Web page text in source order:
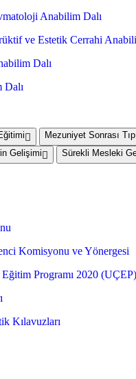
Anabilim Dalı
ve Estetik Cerrahi
Dalı
Mezuniyet Sonrası
Gelişimi Sürekli Mesleki
Komisyonu ve Yönergesi
Programı 2020 (UÇEP)
Kılavuzları